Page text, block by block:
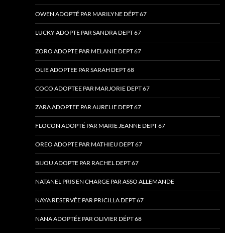
OWEN ADOPTÉ PAR MARILYNE DÉPT 67
LUCKY ADOPTE PAR SANDRA DEPT 67
ZORO ADOPTE PAR MELANIE DEPT 67
OLIE ADOPTEE PAR SARAH DEPT 68
COCO ADOPTEE PAR MARJORIE DEPT 67
ZARA ADOPTEE PAR AURELIE DEPT 67
FLOCON ADOPTÉ PAR MARIE JEANNE DEPT 67
OREO ADOPTE PAR MATHIEU DEPT 67
BIJOU ADOPTE PAR RACHEL DEPT 67
NATANEL PRIS EN CHARGE PAR ASSO ALLEMANDE
NAYA RESERVÉE PAR PRICILLA DEPT 67
NANA ADOPTÉE PAR OLIVIER DÉPT 68